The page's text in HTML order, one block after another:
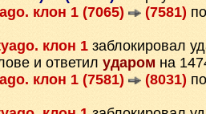
клон 1 (7065) (7581)
клон 1 заблокировал
и ответил ударом на
клон 1 (7581) (8031)